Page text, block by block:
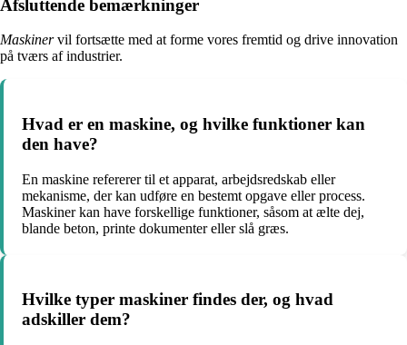
Afsluttende bemærkninger
Maskinervil fortsætte med at forme vores fremtid og drive innovation
på tværs af industrier.
Hvad er en maskine, og hvilke funktioner kan
den have?
En maskine refererer til et apparat, arbejdsredskab eller
mekanisme, der kan udføre en bestemt opgave eller process.
Maskiner kan have forskellige funktioner, såsom at ælte dej,
blande beton, printe dokumenter eller slå græs.
Hvilke typer maskiner findes der, og hvad
adskiller dem?